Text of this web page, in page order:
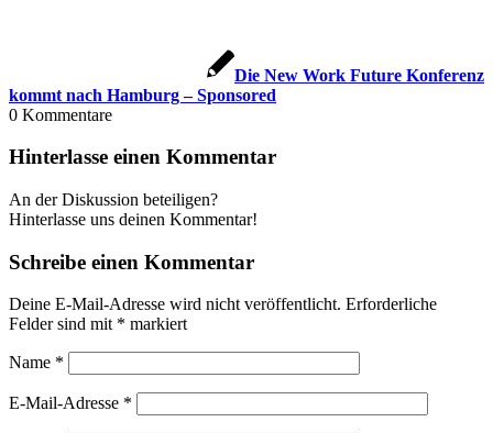
Die New Work Future Konferenz
kommt nach Hamburg – Sponsored
0 Kommentare
Hinterlasse einen Kommentar
An der Diskussion beteiligen?
Hinterlasse uns deinen Kommentar!
Schreibe einen Kommentar
Deine E-Mail-Adresse wird nicht veröffentlicht. Erforderliche
Felder sind mit * markiert
Name *
E-Mail-Adresse *